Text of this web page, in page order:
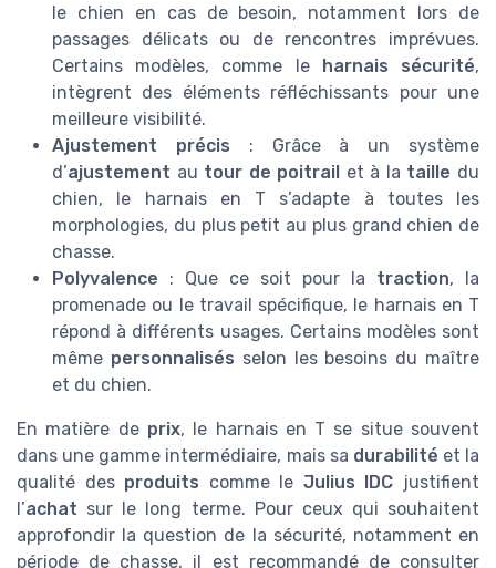
le chien en cas de besoin, notamment lors de
passages délicats ou de rencontres imprévues.
Certains modèles, comme le harnais sécurité,
intègrent des éléments réfléchissants pour une
meilleure visibilité.
Ajustement précis : Grâce à un système
d’ajustement au tour de poitrail et à la taille du
chien, le harnais en T s’adapte à toutes les
morphologies, du plus petit au plus grand chien de
chasse.
Polyvalence : Que ce soit pour la traction, la
promenade ou le travail spécifique, le harnais en T
répond à différents usages. Certains modèles sont
même personnalisés selon les besoins du maître
et du chien.
En matière de prix, le harnais en T se situe souvent
dans une gamme intermédiaire, mais sa durabilité et la
qualité des produits comme le Julius IDC justifient
l’achat sur le long terme. Pour ceux qui souhaitent
approfondir la question de la sécurité, notamment en
période de chasse, il est recommandé de consulter